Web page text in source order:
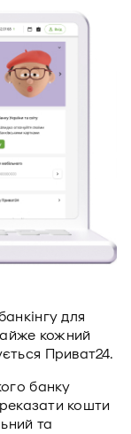
для
кожний
Приват24.
банку
кошти
та